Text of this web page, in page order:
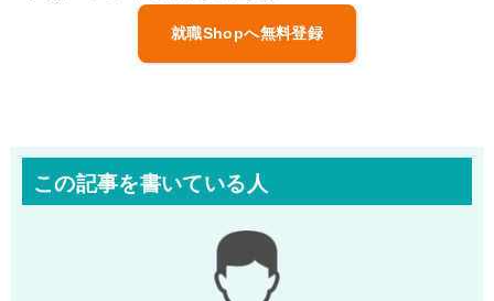
就職Shopへ無料登録
この記事を書いている人